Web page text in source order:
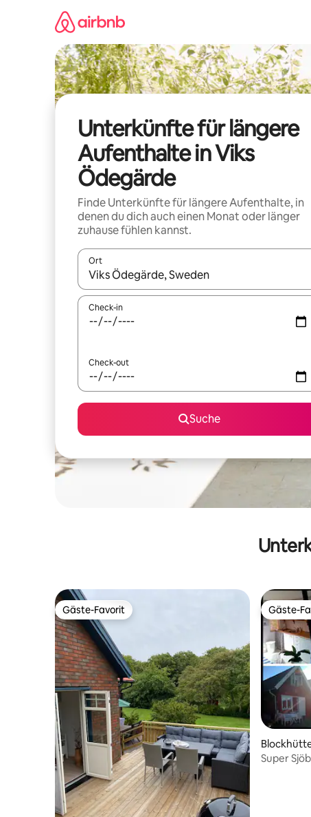
Unterkünfte für längere
Aufenthalte in Viks
Ödegärde
Finde Unterkünfte für längere Aufenthalte, in
denen du dich auch einen Monat oder länger
zuhause fühlen kannst.
Ort
Wenn Ergebnisse verfügbar sind, navigiere mit
Check-in
Check-out
Suche
Gäste-Favorit
Gäste-Favorit Gäste-
Gäste-
Super